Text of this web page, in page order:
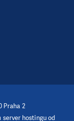
Praha 2
server hostingu od